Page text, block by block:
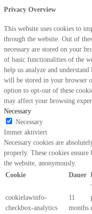
Privacy Overview
This website uses cookies to
through the website. Out of
necessary are stored on your
of basic functionalities of the
help us analyze and
will be stored in your browser
option to opt-out of these
may affect your browsing
Necessary
Necessary
Immer aktiviert
Necessary cookies are
properly. These cookies
the website, anonymously.
Cookie
Dauer
cookielawinfo-
checkbox-analytics
11
months